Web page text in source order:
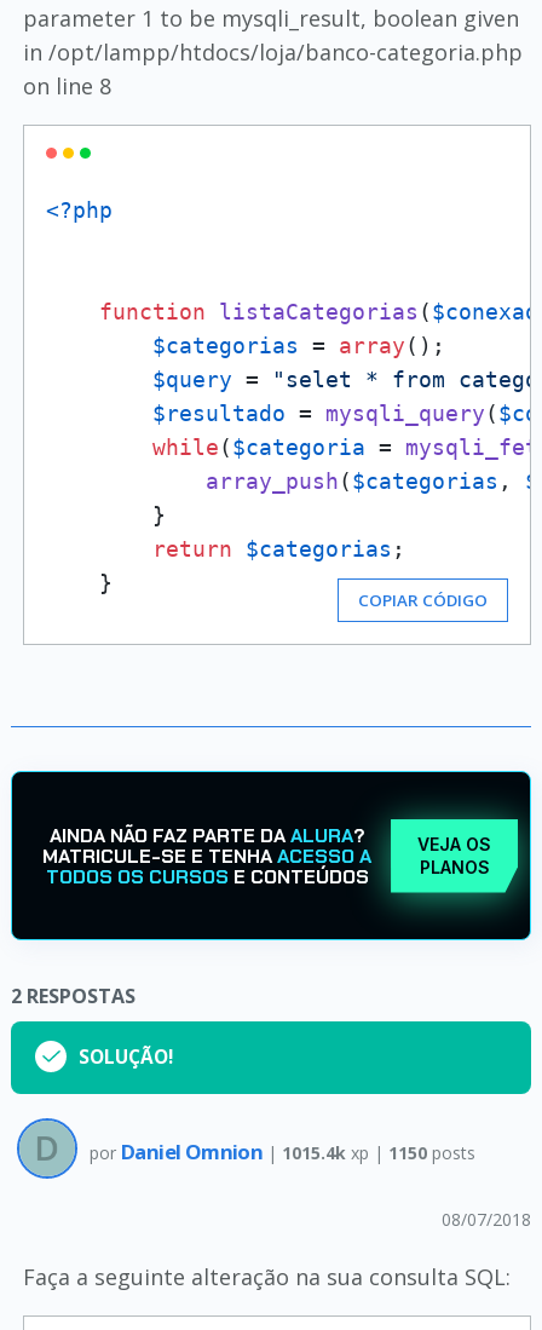
parameter 1 to be mysqli_result, boolean given
in /opt/lampp/htdocs/loja/banco-categoria.php
on line 8
<?php
function listaCategorias ($conexao
$categorias = array();
$query =
"selet * from
$resultado = mysqli_query(
while($categoria =
array_push($categorias ,
        }
return
$categorias ;
    }
COPIAR CÓDIGO
AINDA NÃO FAZ PARTE DAALURA?
MATRICULE-SE E TENHAACESSO A
TODOS OS CURSOS E CONTEÚDOS
VEJA OS
PLANOS
2 RESPOSTAS
SOLUÇÃO!
por Daniel Omnion | 1015.4k xp | 1150posts
08/07/2018
Faça a seguinte alteração na sua consulta SQL: